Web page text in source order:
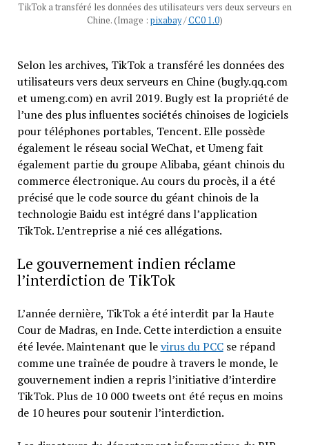
TikTok a transféré les données des utilisateurs vers deux serveurs en
Chine. (Image : pixabay/CC0 1.0)
Selon les archives, TikTok a transféré les données des
utilisateurs vers deux serveurs en Chine (bugly.qq.com
et umeng.com) en avril 2019. Bugly est la propriété de
l’une des plus influentes sociétés chinoises de logiciels
pour téléphones portables, Tencent. Elle possède
également le réseau social WeChat, et Umeng fait
également partie du groupe Alibaba, géant chinois du
commerce électronique. Au cours du procès, il a été
précisé que le code source du géant chinois de la
technologie Baidu est intégré dans l’application
TikTok. L’entreprise a nié ces allégations.
Le gouvernement indien réclame
l’interdiction de TikTok
L’année dernière, TikTok a été interdit par la Haute
Cour de Madras, en Inde. Cette interdiction a ensuite
été levée. Maintenant que levirus du PCCse répand
comme une traînée de poudre à travers le monde, le
gouvernement indien a repris l’initiative d’interdire
TikTok. Plus de 10 000 tweets ont été reçus en moins
de 10 heures pour soutenir l’interdiction.